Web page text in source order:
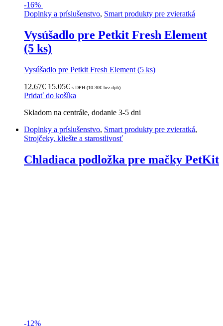
-16%
Doplnky a príslušenstvo, Smart produkty pre zvieratká
Vysúšadlo pre Petkit Fresh Element
(5 ks)
Vysúšadlo pre Petkit Fresh Element (5 ks)
12.67€ 15.05€ s DPH (10.30€ bez dph)
Pridať do košíka
Skladom na centrále, dodanie 3-5 dni
Doplnky a príslušenstvo, Smart produkty pre zvieratká,
Strojčeky, kliešte a starostlivosť
Chladiaca podložka pre mačky PetKit
-12%